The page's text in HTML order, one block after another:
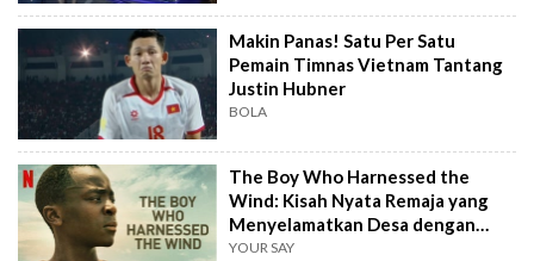
Makin Panas! Satu Per Satu
Pemain Timnas Vietnam Tantang
Justin Hubner
BOLA
The Boy Who Harnessed the
Wind: Kisah Nyata Remaja yang
Menyelamatkan Desa dengan
Kincir Angin
YOUR SAY